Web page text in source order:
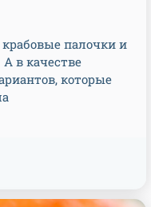
крабовые палочки и
в качестве
которые